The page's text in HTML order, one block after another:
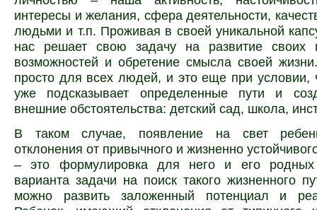
интересы и желания, сфера деятельности,
людьми и т.п. Проживая в своей уникальной
нас решает свою задачу на развитие своих
возможностей и обретение смысла своей
просто для всех людей, и это еще при условии,
уже подсказывает определенные пути и
внешние обстоятельства: детский сад, школа,
В таком случае, появление на свет
отклонения от привычного и жизненно
– это формулировка для него и его родных
варианта задачи на поиск такого жизненного
можно развить заложенный потенциал и